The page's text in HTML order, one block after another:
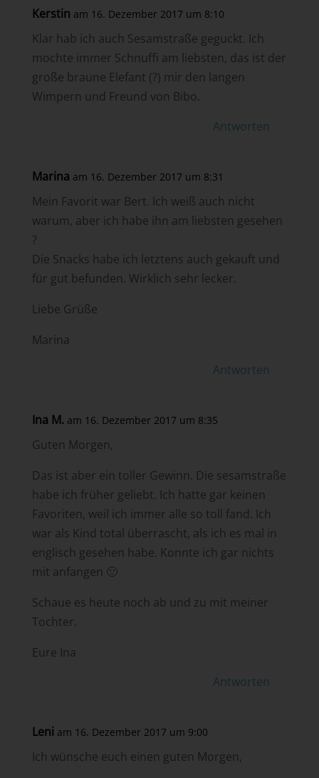
Kerstin am 16. Dezember 2017 um 8:10
Klar hab ich auch Sesamstraße geguckt. Ich
mochte immer Schnuffi am liebsten, das ist der
große braune Elefant (?) mir den langen
Wimpern und Freund von Bibo.
Antworten
Marina am 16. Dezember 2017 um 8:31
Mein Favorit war Bert. Ich weiß auch nicht
warum, aber ich habe ihn am liebsten gesehen
?
Die Snacks habe ich letztens auch gekauft und
für gut befunden. Wirklich sehr lecker.
Liebe Grüße
Marina
Antworten
Ina M. am 16. Dezember 2017 um 8:35
Guten Morgen,
Das ist aber ein toller Gewinn. Die sesamstraße
habe ich früher geliebt. Ich hatte gar keinen
Favoriten, weil ich immer alle so toll fand. Ich
war als Kind total überrascht, als ich es mal in
englisch gesehen habe. Konnte ich gar nichts
mit anfangen 🙂
Schaue es heute noch ab und zu mit meiner
Tochter.
Eure Ina
Antworten
Leni am 16. Dezember 2017 um 9:00
Ich wünsche euch einen guten Morgen,